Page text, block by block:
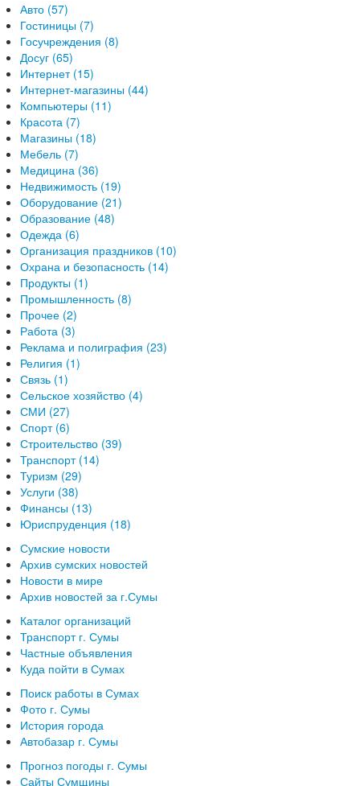
Авто (57)
Гостиницы (7)
Госучреждения (8)
Досуг (65)
Интернет (15)
Интернет-магазины (44)
Компьютеры (11)
Красота (7)
Магазины (18)
Мебель (7)
Медицина (36)
Недвижимость (19)
Оборудование (21)
Образование (48)
Одежда (6)
Организация праздников (10)
Охрана и безопасность (14)
Продукты (1)
Промышленность (8)
Прочее (2)
Работа (3)
Реклама и полиграфия (23)
Религия (1)
Связь (1)
Сельское хозяйство (4)
СМИ (27)
Спорт (6)
Строительство (39)
Транспорт (14)
Туризм (29)
Услуги (38)
Финансы (13)
Юриспруденция (18)
Сумские новости
Архив сумских новостей
Новости в мире
Архив новостей за г.Сумы
Каталог организаций
Транспорт г. Сумы
Частные объявления
Куда пойти в Сумах
Поиск работы в Сумах
Фото г. Сумы
История города
Автобазар г. Сумы
Прогноз погоды г. Сумы
Сайты Сумщины